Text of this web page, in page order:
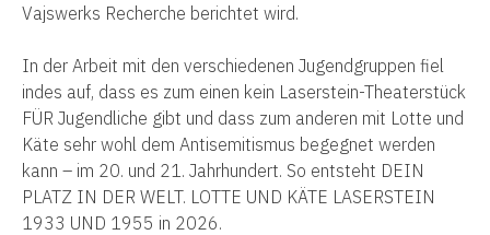
Vajswerks Recherche berichtet wird.
In der Arbeit mit den verschiedenen Jugendgruppen fiel
indes auf, dass es zum einen kein Laserstein-Theaterstück
FÜR Jugendliche gibt und dass zum anderen mit Lotte und
Käte sehr wohl dem Antisemitismus begegnet werden
kann – im 20. und 21. Jahrhundert. So entsteht DEIN
PLATZ IN DER WELT. LOTTE UND KÄTE LASERSTEIN
1933 UND 1955 in 2026.